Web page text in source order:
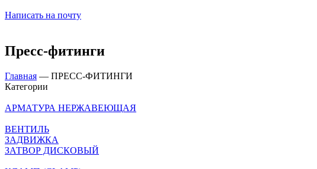
Написать на почту
Пресс-фитинги
Главная — ПРЕСС-ФИТИНГИ
Категории
АРМАТУРА НЕРЖАВЕЮЩАЯ
ВЕНТИЛЬ
ЗАДВИЖКА
ЗАТВОР ДИСКОВЫЙ